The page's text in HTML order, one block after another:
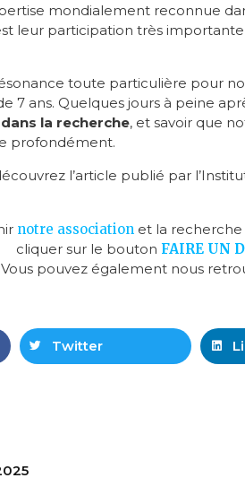
mondialement reconnue
leur participation très
toute particulière pour
7 ans. Quelques jours à peine
la recherche, et savoir que
profondément.
l’article publié par
notre association et la
cliquer sur le bouton FAIRE UN D
Vous pouvez également nous
Twitter